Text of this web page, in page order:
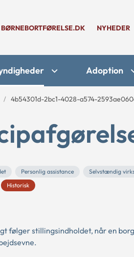
BØRNEBORTFØRELSE.DK NYHEDER
Adoption
4b54301d-2bc1-4028-a574-
Personlig assistance Selvstændig
Historisk
følger stillingsindholdet, når en